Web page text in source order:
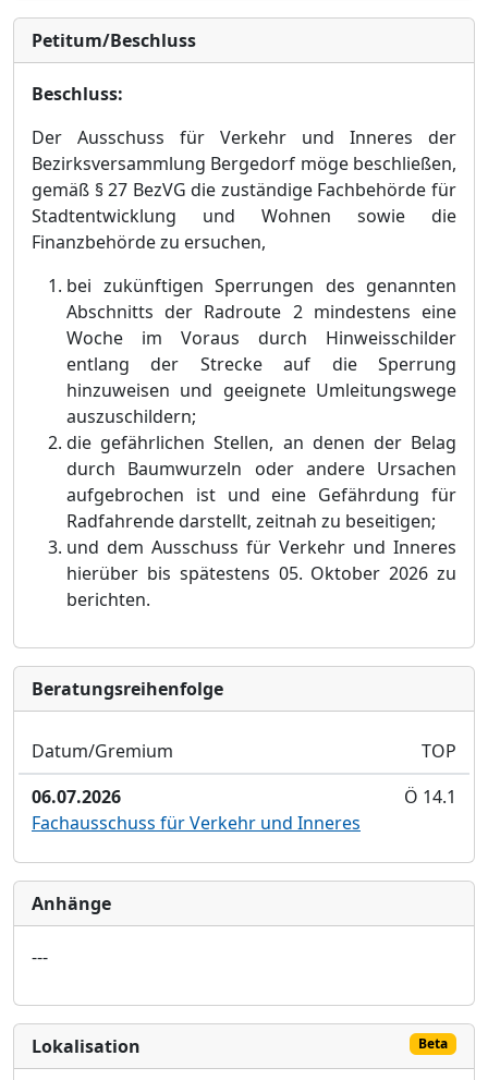
Petitum/Beschluss
Beschluss:
Der Ausschuss für Verkehr und Inneres der
Bezirksversammlung Bergedorf möge beschließen,
gemäß § 27 BezVG die zuständige Fachbehörde für
Stadtentwicklung und Wohnen sowie die
Finanzbehörde zu ersuchen,
bei zukünftigen Sperrungen des genannten
Abschnitts der Radroute 2 mindestens eine
Woche im Voraus durch Hinweisschilder
entlang der Strecke auf die Sperrung
hinzuweisen und geeignete Umleitungswege
auszuschildern;
die gefährlichen Stellen, an denen der Belag
durch Baumwurzeln oder andere Ursachen
aufgebrochen ist und eine Gefährdung für
Radfahrende darstellt, zeitnah zu beseitigen;
und dem Ausschuss für Verkehr und Inneres
hierüber bis spätestens 05. Oktober 2026 zu
berichten.
Bera­tungs­reihen­folge
Datum/Gremium
TOP
06.07.2026
Ö 14.1
Fachausschuss für Verkehr und Inneres
Anhänge
---
Lokalisation Beta